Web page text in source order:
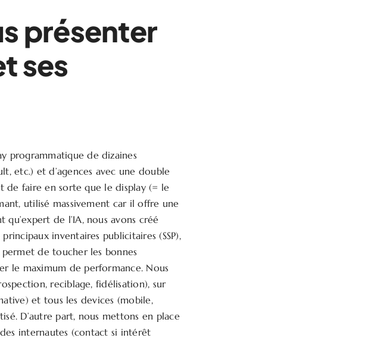
présenter
ses
programmatique de dizaines
etc.) et d’agences avec une double
de faire en sorte que le display (= le
utilisé massivement car il offre une
de l’IA, nous avons créé
inventaires publicitaires (SSP),
de toucher les bonnes
le maximum de performance. Nous
reciblage, fidélisation), sur
et tous les devices (mobile,
D’autre part, nous mettons en place
internautes (contact si intérêt